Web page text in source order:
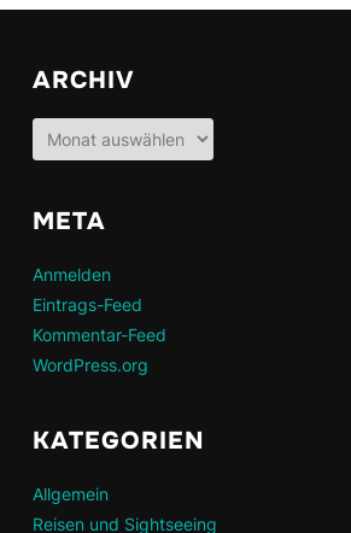
ARCHIV
Archiv
META
Anmelden
Eintrags-Feed
Kommentar-Feed
WordPress.org
KATEGORIEN
Allgemein
Reisen und Sightseeing